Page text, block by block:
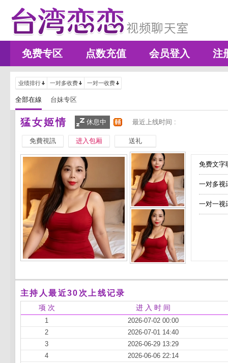
免费专区 点数充值 会员登入 注
业绩排行 一对多收费 一对一收费
全部在線 台妹专区
猛女姬情 休息中 最近上线时间 :
免費視訊 进入包厢 送礼
免费文
一对多
一对一
主持人最近30次上线记录
项 次 进 入 时 间
1
2026-07-02 00:00
2
2026-07-01 14:40
3
2026-06-29 13:29
4
2026-06-06 22:14